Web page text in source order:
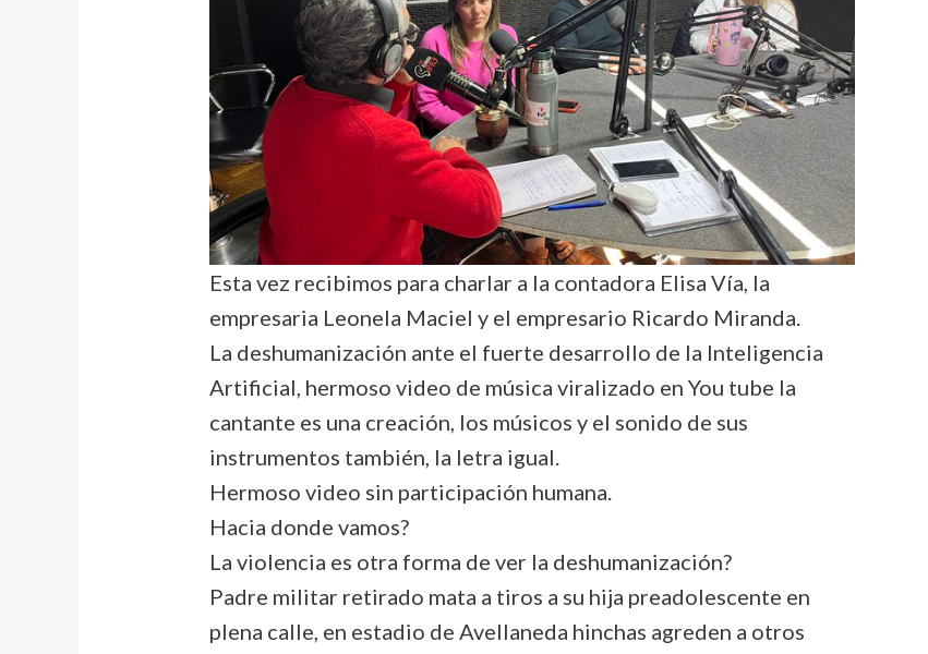
Esta vez recibimos para charlar a la contadora Elisa Vía, la
empresaria Leonela Maciel y el empresario Ricardo Miranda.
La deshumanización ante el fuerte desarrollo de la Inteligencia
Artificial, hermoso video de música viralizado en You tube la
cantante es una creación, los músicos y el sonido de sus
instrumentos también, la letra igual.
Hermoso video sin participación humana.
Hacia donde vamos?
La violencia es otra forma de ver la deshumanización?
Padre militar retirado mata a tiros a su hija preadolescente en
plena calle, en estadio de Avellaneda hinchas agreden a otros